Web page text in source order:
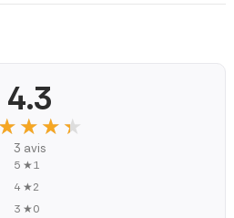
4.3
3 avis
5 ★1
4 ★2
3 ★0